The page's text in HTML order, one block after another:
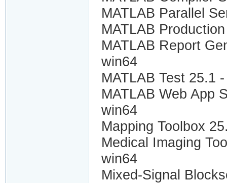
MATLAB Parallel
MATLAB
MATLAB Report
win64
MATLAB Test 25.1
MATLAB Web App
win64
Mapping Toolbox
Medical Imaging
win64
Mixed-Signal